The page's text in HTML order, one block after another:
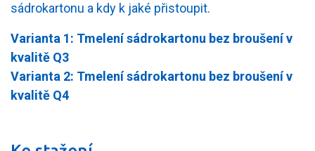
sádrokartonu a kdy k jaké přistoupit.
Varianta 1: Tmelení sádrokartonu bez broušení v
kvalitě Q3
Varianta 2: Tmelení sádrokartonu bez broušení v
kvalitě Q4